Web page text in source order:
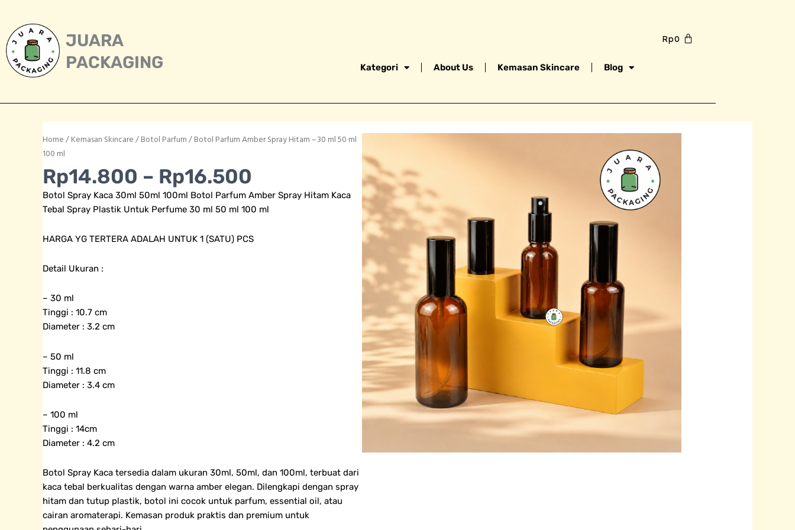
content
JUARA
PACKAGING
Rp0
Kategori About Us Kemasan Skincare Blog
Home/Kemasan Skincare/Botol Parfum/ Botol Parfum Amber Spray Hitam – 30 ml 50 ml
100 ml
Rp14.800 – Rp16.500
range:
Rp14.800
through
Rp16.500
Botol Spray Kaca 30ml 50ml 100ml Botol Parfum Amber Spray Hitam Kaca
Tebal Spray Plastik Untuk Perfume 30 ml 50 ml 100 ml
HARGA YG TERTERA ADALAH UNTUK 1 (SATU) PCS
Detail Ukuran :
– 30 ml
Tinggi : 10.7 cm
Diameter : 3.2 cm
– 50 ml
Tinggi : 11.8 cm
Diameter : 3.4 cm
– 100 ml
Tinggi : 14cm
Diameter : 4.2 cm
Botol Spray Kaca tersedia dalam ukuran 30ml, 50ml, dan 100ml, terbuat dari
kaca tebal berkualitas dengan warna amber elegan. Dilengkapi dengan spray
hitam dan tutup plastik, botol ini cocok untuk parfum, essential oil, atau
cairan aromaterapi. Kemasan produk praktis dan premium untuk